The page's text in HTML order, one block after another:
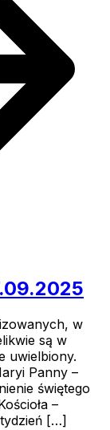
w
są w
uwielbiony.
Panny –
świętego
–
[…]